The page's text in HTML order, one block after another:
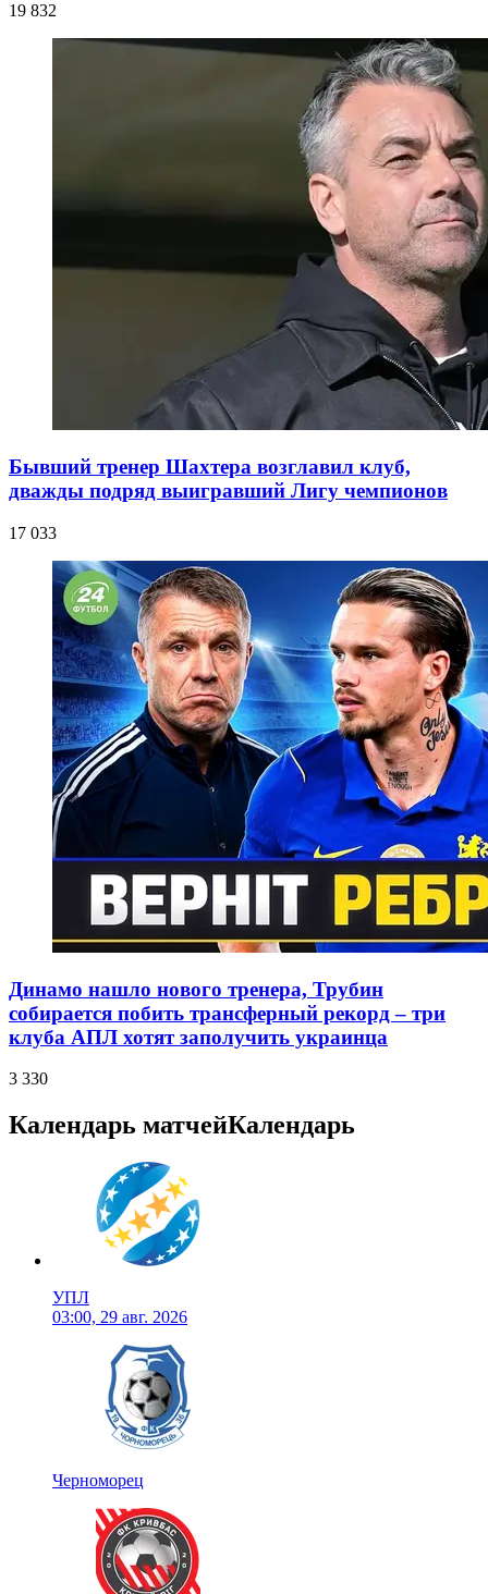
19 832
Бывший тренер Шахтера возглавил клуб,
дважды подряд выигравший Лигу чемпионов
17 033
Динамо нашло нового тренера, Трубин
собирается побить трансферный рекорд – три
клуба АПЛ хотят заполучить украинца
3 330
Календарь матчейКалендарь
УПЛ
03:00, 29 авг. 2026
Черноморец